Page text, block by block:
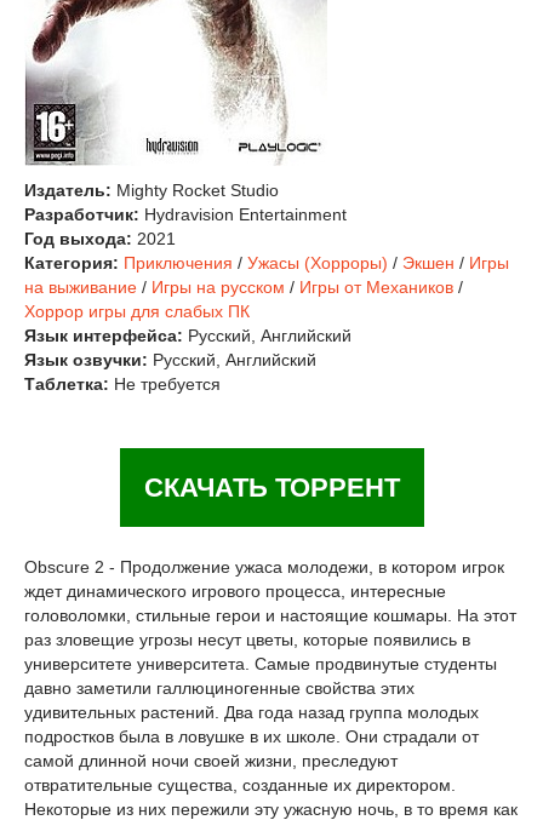
Издатель: Mighty Rocket Studio
Разработчик: Hydravision Entertainment
Год выхода: 2021
Категория: Приключения / Ужасы (Хорроры) / Экшен / Игры
на выживание / Игры на русском / Игры от Механиков /
Хоррор игры для слабых ПК
Язык интерфейса: Русский, Английский
Язык озвучки: Русский, Английский
Таблетка: Не требуется
СКАЧАТЬ ТОРРЕНТ
Obscure 2 - Продолжение ужаса молодежи, в котором игрок
ждет динамического игрового процесса, интересные
головоломки, стильные герои и настоящие кошмары. На этот
раз зловещие угрозы несут цветы, которые появились в
университете университета. Самые продвинутые студенты
давно заметили галлюциногенные свойства этих
удивительных растений. Два года назад группа молодых
подростков была в ловушке в их школе. Они страдали от
самой длинной ночи своей жизни, преследуют
отвратительные существа, созданные их директором.
Некоторые из них пережили эту ужасную ночь, в то время как